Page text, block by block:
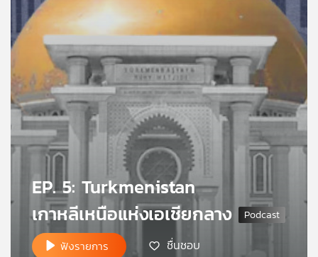
ข่าว
และ
กิจกรรม
เกี่ยว
กับ
เรา
เครือEP. 5: Turkmenistan
เกาหลีเหนือแห่งเอเชียกลาง
ฟังรายการ ชื่นชอบ